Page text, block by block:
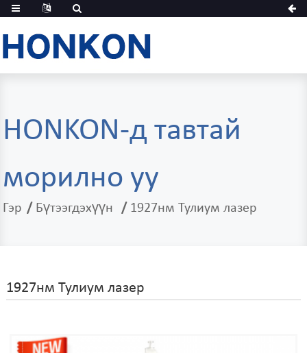
HONKON-д тавтай
морилно уу
Гэр Бүтээгдэхүүн 1927нм Тулиум лазер
1927нм Тулиум лазер